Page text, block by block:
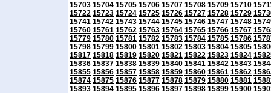
15703 15704 15705 15706 15707 15708 15709 15710
15722 15723 15724 15725 15726 15727 15728 15729
15741 15742 15743 15744 15745 15746 15747 15748
15760 15761 15762 15763 15764 15765 15766 15767
15779 15780 15781 15782 15783 15784 15785 15786
15798 15799 15800 15801 15802 15803 15804 15805
15817 15818 15819 15820 15821 15822 15823 15824
15836 15837 15838 15839 15840 15841 15842 15843
15855 15856 15857 15858 15859 15860 15861 15862
15874 15875 15876 15877 15878 15879 15880 15881
15893 15894 15895 15896 15897 15898 15899 15900